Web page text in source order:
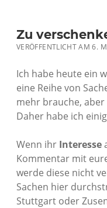
Zu
VERÖFFENTLICHT AM 6.
Ich habe heute ein
eine Reihe von
mehr brauche,
Daher habe ich
Wenn ihr Interesse
Kommentar mit
werde diese nicht
Sachen hier
Stuttgart oder